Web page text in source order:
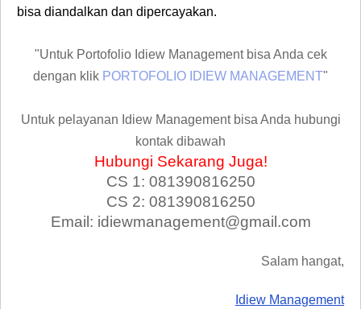
bisa diandalkan dan dipercayakan.
"Untuk Portofolio Idiew Management bisa Anda cek
dengan klik PORTOFOLIO IDIEW MANAGEMENT"
Untuk pelayanan Idiew Management bisa Anda hubungi
kontak dibawah
Hubungi Sekarang Juga!
CS 1: 081390816250
CS 2: 081390816250
Email: idiewmanagement@gmail.com
Salam hangat,
Idiew Management